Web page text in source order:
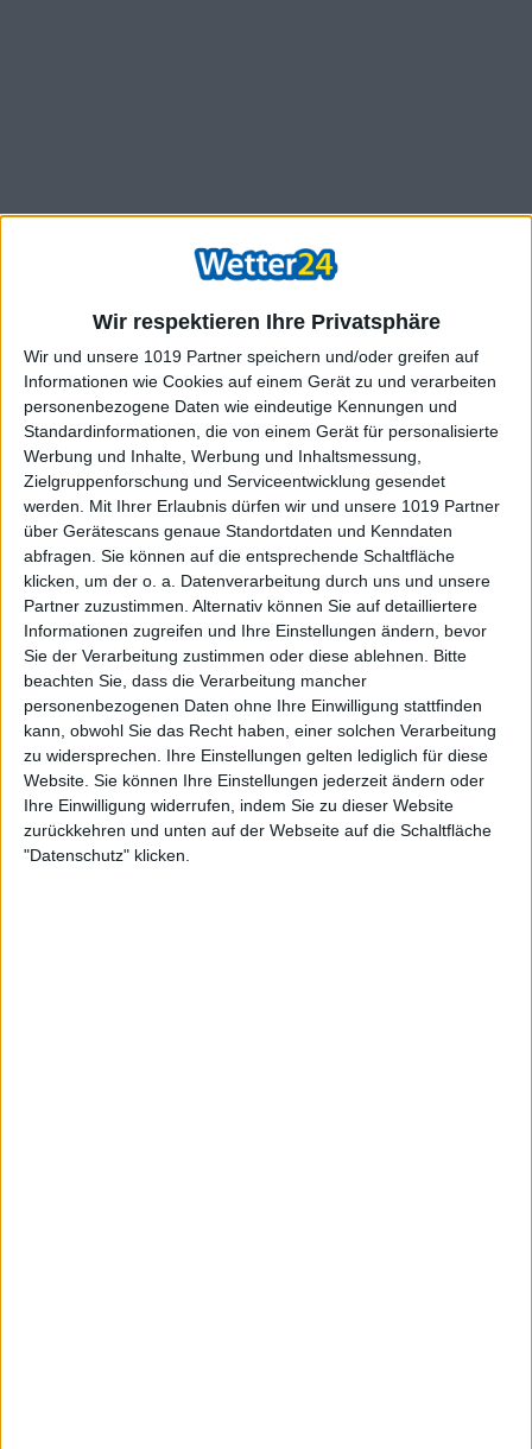
Wir respektieren Ihre Privatsphäre
Wir und unsere 1019 Partner speichern und/oder greifen auf
Informationen wie Cookies auf einem Gerät zu und verarbeiten
personenbezogene Daten wie eindeutige Kennungen und
Standardinformationen, die von einem Gerät für personalisierte
Werbung und Inhalte, Werbung und Inhaltsmessung,
Zielgruppenforschung und Serviceentwicklung gesendet
werden.
Mit Ihrer Erlaubnis dürfen wir und unsere 1019 Partner
über Gerätescans genaue Standortdaten und Kenndaten
abfragen. Sie können auf die entsprechende Schaltfläche
klicken, um der o. a. Datenverarbeitung durch uns und unsere
Partner zuzustimmen. Alternativ können Sie auf detailliertere
Informationen zugreifen und Ihre Einstellungen ändern, bevor
Sie der Verarbeitung zustimmen oder diese ablehnen.
Bitte
beachten Sie, dass die Verarbeitung mancher
personenbezogenen Daten ohne Ihre Einwilligung stattfinden
kann, obwohl Sie das Recht haben, einer solchen Verarbeitung
zu widersprechen. Ihre Einstellungen gelten lediglich für diese
Website. Sie können Ihre Einstellungen jederzeit ändern oder
Ihre Einwilligung widerrufen, indem Sie zu dieser Website
zurückkehren und unten auf der Webseite auf die Schaltfläche
"Datenschutz" klicken.